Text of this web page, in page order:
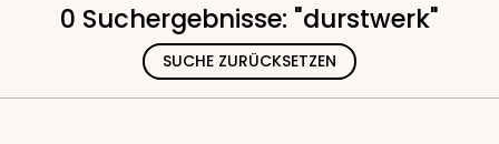
0 Suchergebnisse: "durstwerk"
SUCHE ZURÜCKSETZEN